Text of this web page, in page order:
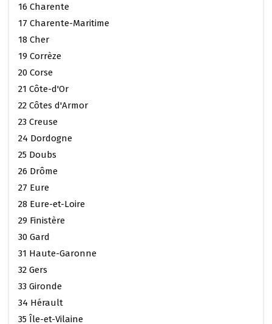
16 Charente
17 Charente-Maritime
18 Cher
19 Corrèze
20 Corse
21 Côte-d'Or
22 Côtes d'Armor
23 Creuse
24 Dordogne
25 Doubs
26 Drôme
27 Eure
28 Eure-et-Loire
29 Finistère
30 Gard
31 Haute-Garonne
32 Gers
33 Gironde
34 Hérault
35 Île-et-Vilaine